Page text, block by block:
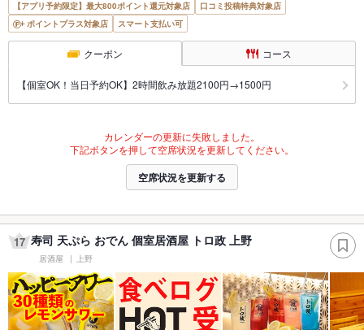
【アプリ予約限定】最大800ポイント還元対象店
口コミ投稿特典対象店
ポイントプラス対象店
スマート支払い可
クーポン コース
【個室OK！当日予約OK】2時間飲み放題2100円→1500円
カレンダーの更新に失敗しました。
下記ボタンを押して空席状況を更新してください。
空席状況を更新する
17 寿司 天ぷら おでん 個室居酒屋 トロ政 上野
居酒屋 上野